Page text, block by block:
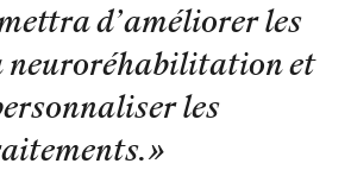
d’améliorer les
neuroréhabilitation et
les
»